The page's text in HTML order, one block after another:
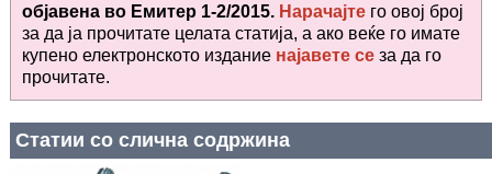
објавена во Емитер 1-2/2015. Нарачајте го овој број
за да ја прочитате целата статија, а ако веќе го имате
купено електронското издание најавете се за да го
прочитате.
Статии со слична содржина